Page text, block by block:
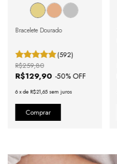
Bracelete Dourado
(592)
R$129,90 -50% OFF
R$259,80
6 xde R$21,65 sem juros